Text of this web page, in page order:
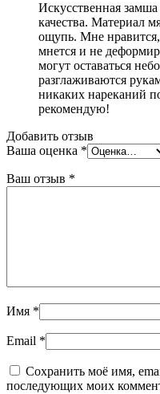
Искусственная
качества. Материал
ощупь. Мне
мнется и не
могут оставаться
разглаживаются
никаких нареканий
рекомендую!
Добавить отзыв
Ваша оценка *
Ваш отзыв *
Имя *
Email *
Сохранить моё имя,
последующих моих